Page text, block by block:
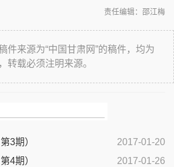
责任编辑：邵江梅
件来源为“中国甘肃网”的稿件，均为
转载必须注明来源。
2017-01-20
3期）
2017-01-26
4期）